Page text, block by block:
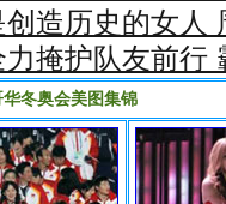
造历史的女人
掩护队友前行